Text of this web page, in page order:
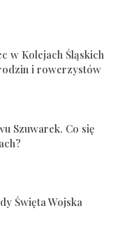
w Kolejach Śląskich
i rowerzystów
Szuwarek. Co się
Święta Wojska